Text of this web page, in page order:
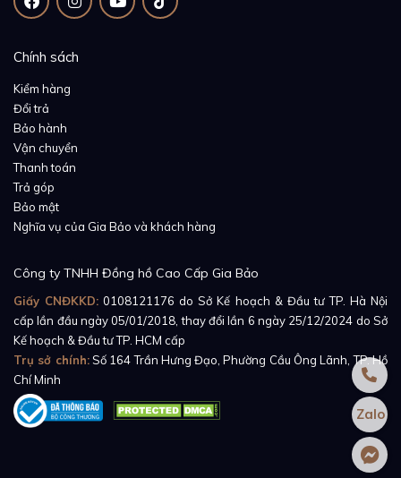
Dây cao su Rubber B dành cho đồng hồ Patek
Philippe Nautilus 5980 RG - SwimSkin® Giả Da Cá
Sấucực kỳ mềm mại, dễ dàng uốn cong nhưng không
làm mất đi form dáng đồng hồ khi lên tay cũng như
liên kết chặt chẽ với vỏ tạo giá đỡ hoàn hảo. Mẫu dây
đeo được sản xuất tại xưởng của Rubber B ở Thụy Sĩ,
trước khi ra mắt công chúng đã được kiểm tra chặt
chẽ, an toàn với người sử dụng và đạt tiêu chuẩn kép
không gây kích ứng.
Chính sách
Kiểm hàng
Đổi trả
Bảo hành
Vận chuyển
Thanh toán
Trả góp
Bảo mật
Nghĩa vụ của Gia Bảo và khách hàng
Công ty TNHH Đồng hồ Cao Cấp Gia Bảo
Giấy CNĐKKD: 0108121176 do Sở Kế hoạch & Đầu tư TP. Hà Nội
cấp lần đầu ngày 05/01/2018, thay đổi lần 6 ngày 25/12/2024 do Sở
Kế hoạch & Đầu tư TP. HCM cấp
Trụ sở chính:Số 164 Trần Hưng Đạo, Phường Cầu Ông Lãnh, TP. Hồ
Chí Minh
Zalo